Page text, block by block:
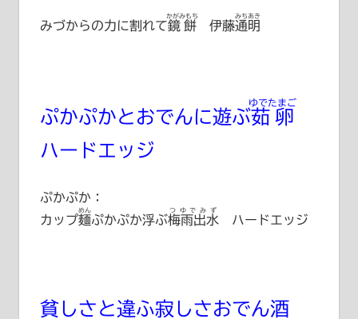
みづからの力に割れて鏡餅
かがみもち
伊藤通明
みちあき
ぷかぷかとおでんに遊ぶ茹卵
ゆでたまご
ハードエッジ
ぷかぷか：
カップ麺
めん
ぷかぷか浮ぶ梅雨出水
つゆでみず
ハードエッジ
貧しさと違ふ寂しさおでん酒